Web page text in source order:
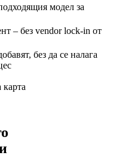
модел за
– без vendor lock-in от
без да се налага
карта